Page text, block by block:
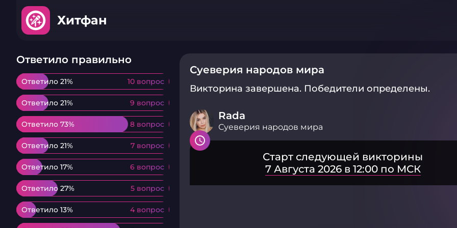
Хитфан
Ответило правильно
Ответило 21% 10 вопрос
Ответило 21% 10 вопрос
Ответило 21% 9 вопрос
Ответило 21% 9 вопрос
Ответило 73% 8 вопрос
Ответило 73% 8 вопрос
Ответило 21% 7 вопрос
Ответило 21% 7 вопрос
Ответило 17% 6 вопрос
Ответило 17% 6 вопрос
Ответило 27% 5 вопрос
Ответило 27% 5 вопрос
Ответило 13% 4 вопрос
Ответило 13% 4 вопрос
Суеверия народов мира
Викторина завершена. Победители определены.
Rada
Суеверия народов мира
Старт следующей викторины
7 Августа 2026 в 12:00 по МСК